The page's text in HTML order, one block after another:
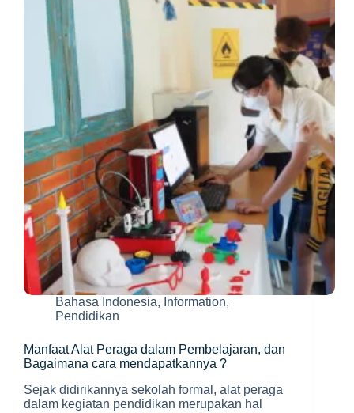
Apa
Manfaatnya,
dan
Bagaimana
Kondisinya
di
PAUD
yang
ada
di
Jakarta?
Bahasa Indonesia, Information,
Pendidikan
Manfaat Alat Peraga dalam Pembelajaran, dan
Bagaimana cara mendapatkannya ?
Sejak didirikannya sekolah formal, alat peraga
dalam kegiatan pendidikan merupakan hal